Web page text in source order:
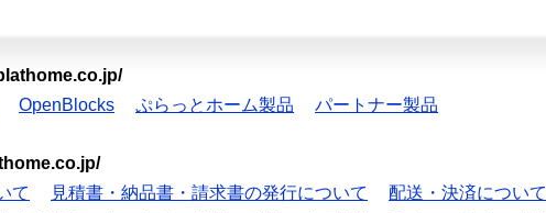
OpenBlocks ぷらっとホーム製品 パートナー製品
て 見積書・納品書・請求書の発行について 配送・決済について